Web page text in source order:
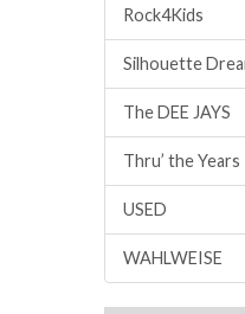
Rock4Kids
Silhouette
The DEE JAYS
Thru’ the Years
USED
WAHLWEISE